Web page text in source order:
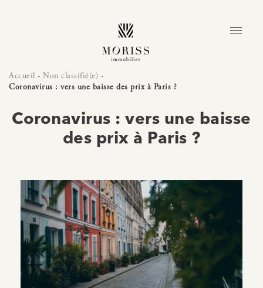
Accueil - Non classifié(e) -
Coronavirus : vers une baisse des prix à Paris ?
Coronavirus : vers une baisse
des prix à Paris ?